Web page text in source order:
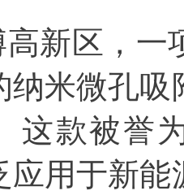
新区，一
纳米微孔
这款被誉
应用于新